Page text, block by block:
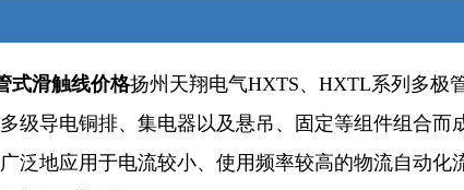
式滑触线价格扬州天翔电气HXTS、HXTL系列多极
级导电铜排、集电器以及悬吊、固定等组件组合而
泛地应用于电流较小、使用频率较高的物流自动化